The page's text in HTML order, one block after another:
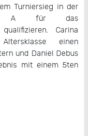
Turniersieg in der
A für das
qualifizieren. Carina
einen
und Daniel Debus
mit einem 5ten